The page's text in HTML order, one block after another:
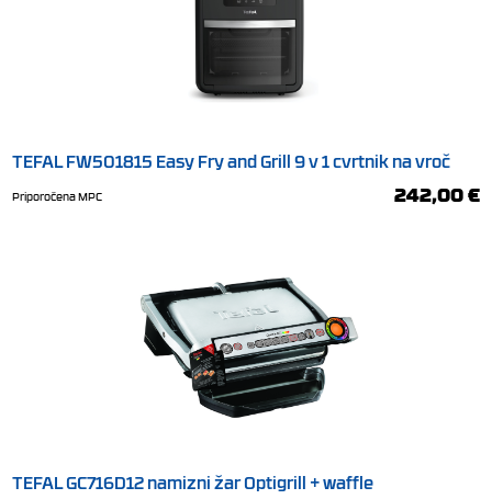
TEFAL FW501815 Easy Fry and Grill 9 v 1 cvrtnik na vroč
Priporočena MPC 242,00 €
TEFAL GC716D12 namizni žar Optigrill + waffle